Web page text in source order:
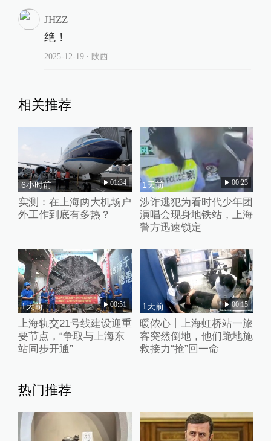
JHZZ
绝！
2025-12-19∙ 陕西
相关推荐
6小时前 01:34
实测：在上海两大机场户
外工作到底有多热？
1天前 00:23
涉诈逃犯为看时代少年团
演唱会现身地铁站，上海
警方迅速锁定
1天前 00:51
上海轨交21号线建设迎重
要节点，“争取与上海东
站同步开通”
1天前 00:15
暖侬心丨上海虹桥站一旅
客突然倒地，他们跪地施
救接力“抢”回一命
热门推荐